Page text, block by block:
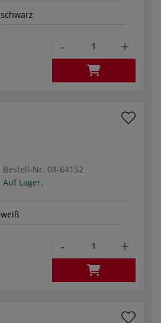
schwarz
- +
Bestell-Nr. 08-64152
Auf Lager.
weiß
- +